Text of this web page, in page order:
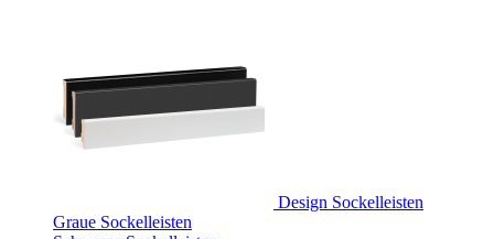
Design Sockelleisten
Graue Sockelleisten